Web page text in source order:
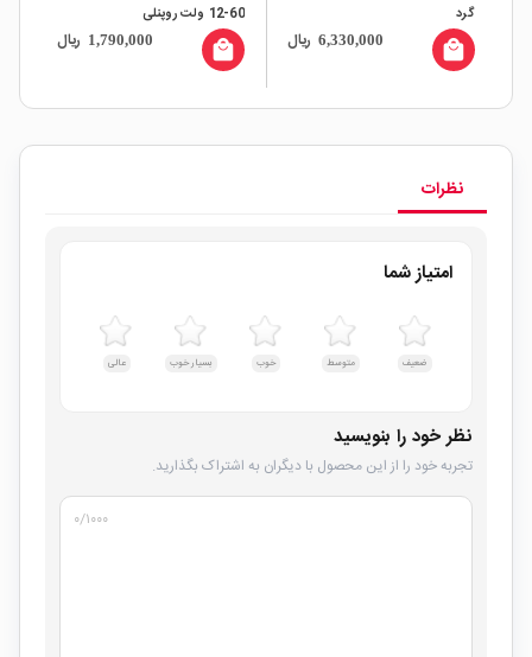
گرد
6,330,000 ریال local_mall
60-12 ولت روپنلی
1,790,000 ریال local_mall
نظرات
امتیاز شما
ضعیف متوسط خوب بسیار خوب عالی
نظر خود را بنویسید
تجربه خود را از این محصول با دیگران به اشتراک بگذارید.
۰/۱۰۰۰